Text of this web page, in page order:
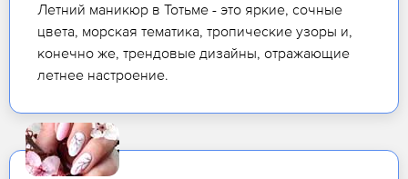
Летний маникюр в Тотьме - это яркие, сочные
цвета, морская тематика, тропические узоры и,
конечно же, трендовые дизайны, отражающие
летнее настроение.